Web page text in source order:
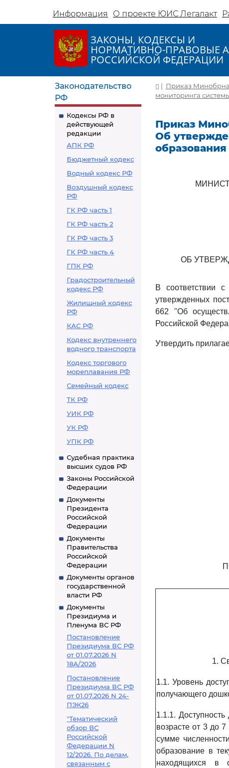
Информация О проекте ЮИС Легалакт
ЗАКОНЫ, КОДЕКСЫ И
НОРМАТИВНО-ПРАВОВЫЕ
РОССИЙСКОЙ ФЕДЕРАЦИИ
Законодательство
РФ
Кодексы РФ в
действующей
редакции
АПК РФ
Бюджетный кодекс
Водный кодекс РФ
Воздушный кодекс
РФ
ГК РФ часть 1
ГК РФ часть 2
ГК РФ часть 3
ГК РФ часть 4
ГПК РФ
Градостроительный
кодекс РФ
Жилищный кодекс
РФ
КАС РФ
Кодекс внутреннего
водного транспорта
Кодекс торгового
мореплавания РФ
Семейный кодекс
ТК РФ
УИК РФ
УК РФ
УПК РФ
Судебная практика
высших судов РФ
Законы Российской
Федерации
Документы
Президента
Российской
Федерации
Документы
Правительства
Российской
Федерации
Документы органов
государственной
власти РФ
Документы
Президиума и
Пленума ВС РФ
Постановление
Президиума ВС РФ
от 01.07.2026 N
18А/2026
Постановление
Президиума ВС РФ
от 01.07.2026 N 24-
ПЭК26
"Тематический
обзор ВС
Российской
Федерации N
12/2026. По делам,
связанным с
| Приказ
мониторинга
Приказ
Об
образования
ОБ
В соответствии с
утвержденных
662 "Об
Российской
Утвердить
1.
1.1. Уровень
получающего
1.1.1.
возрасте от 3 до
сумме
образование в
находящихся в